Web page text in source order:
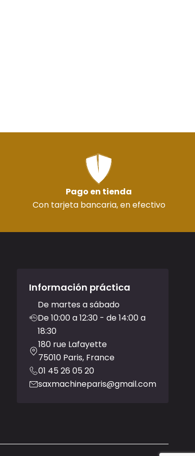
Pago en tienda
Con tarjeta bancaria, en efectivo
Información práctica
De martes a sábado
De 10:00 a 12:30 - de 14:00 a
18:30
180 rue Lafayette
75010 Paris, France
01 45 26 05 20
saxmachineparis@gmail.com